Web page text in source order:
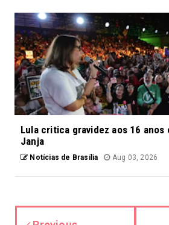
Lula critica gravidez aos 16 anos
Janja
Notícias de Brasília Aug 03, 2026